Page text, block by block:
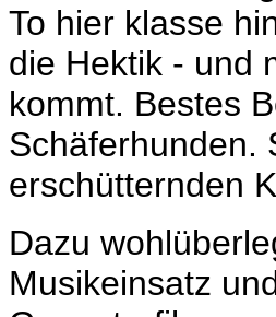
To hier klasse
die Hektik - und
kommt. Bestes
Schäferhunden.
erschütternden
Dazu
Musikeinsatz